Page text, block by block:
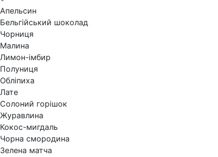
Апельсин
Бельгійський шоколад
Чорниця
Малина
Лимон-імбир
Полуниця
Обліпиха
Лате
Солоний горішок
Журавлина
Кокос-мигдаль
Чорна смородина
Зелена матча